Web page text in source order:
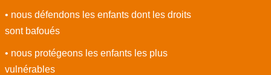
• nous défendons les enfants dont les droits
sont bafoués
• nous protégeons les enfants les plus
vulnérables